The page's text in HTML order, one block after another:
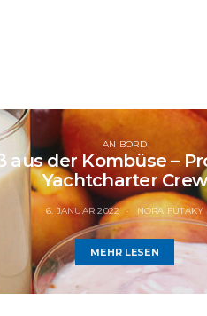
AN BORD
aus der Kombüse –
Yachtcharter Crew
6. JANUAR 2022 NORA FUTAKY
MEHR LESEN